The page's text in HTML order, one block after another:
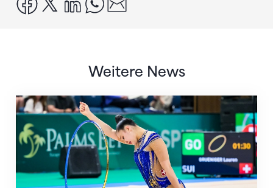
Weitere News
Nächster Halt: Weltmeisterschaft